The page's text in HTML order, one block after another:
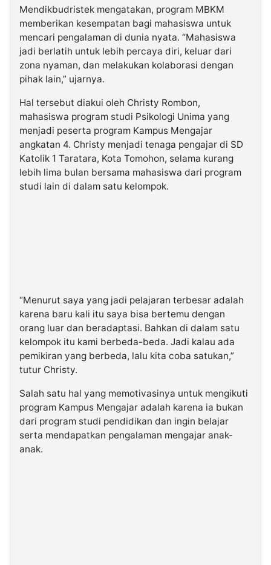
Mendikbudristek mengatakan, program MBKM
memberikan kesempatan bagi mahasiswa untuk
mencari pengalaman di dunia nyata. “Mahasiswa
jadi berlatih untuk lebih percaya diri, keluar dari
zona nyaman, dan melakukan kolaborasi dengan
pihak lain,” ujarnya.
Hal tersebut diakui oleh Christy Rombon,
mahasiswa program studi Psikologi Unima yang
menjadi peserta program Kampus Mengajar
angkatan 4. Christy menjadi tenaga pengajar di SD
Katolik 1 Taratara, Kota Tomohon, selama kurang
lebih lima bulan bersama mahasiswa dari program
studi lain di dalam satu kelompok.
“Menurut saya yang jadi pelajaran terbesar adalah
karena baru kali itu saya bisa bertemu dengan
orang luar dan beradaptasi. Bahkan di dalam satu
kelompok itu kami berbeda-beda. Jadi kalau ada
pemikiran yang berbeda, lalu kita coba satukan,”
tutur Christy.
Salah satu hal yang memotivasinya untuk mengikuti
program Kampus Mengajar adalah karena ia bukan
dari program studi pendidikan dan ingin belajar
serta mendapatkan pengalaman mengajar anak-
anak.